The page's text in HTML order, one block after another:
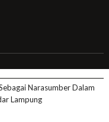
Narasumber Dalam
Lampung